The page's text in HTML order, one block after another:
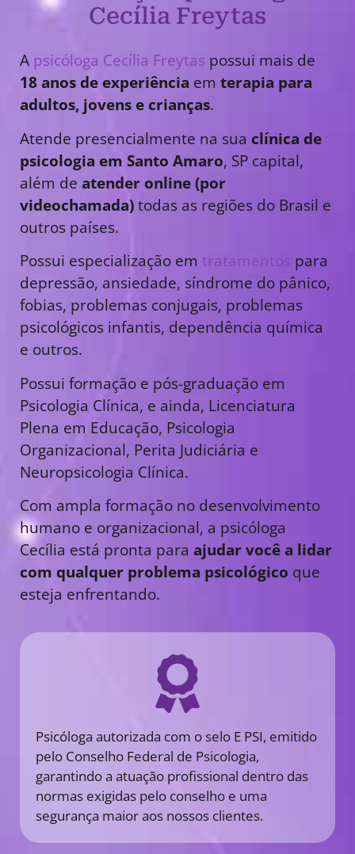
Cecília Freytas
A psicóloga Cecília Freytas possui mais de
18 anos de experiência em terapia para
adultos, jovens e crianças.
Atende presencialmente na sua clínica de
psicologia em Santo Amaro, SP capital,
além de atender online (por
videochamada)todas as regiões do Brasil e
outros países.
Possui especialização em tratamentos para
depressão, ansiedade, síndrome do pânico,
fobias, problemas conjugais, problemas
psicológicos infantis, dependência química
e outros.
Possui formação e pós-graduação em
Psicologia Clínica, e ainda, Licenciatura
Plena em Educação, Psicologia
Organizacional, Perita Judiciária e
Neuropsicologia Clínica.
Com ampla formação no desenvolvimento
humano e organizacional, a psicóloga
Cecília está pronta para ajudar você a lidar
com qualquer problema psicológico que
esteja enfrentando.
Psicóloga autorizada com o selo E PSI, emitido
pelo Conselho Federal de Psicologia,
garantindo a atuação profissional dentro das
normas exigidas pelo conselho e uma
segurança maior aos nossos clientes.